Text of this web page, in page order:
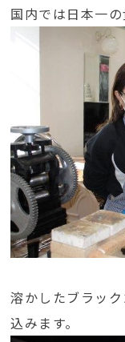
国内では日本一の
溶かしたブラッ
込みます。